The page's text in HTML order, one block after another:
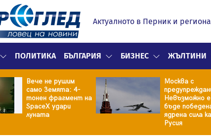
Актуалното в Перник и региона
ПОЛИТИКА БЪЛГАРИЯ БИЗНЕС ЖЪЛТИНИ
Вече не рушим
само Земята: 4-
тонен фрагмент на
SpaceX удари
луната
Москва с
Невъзможно
бъде
ядрена сила
Русия